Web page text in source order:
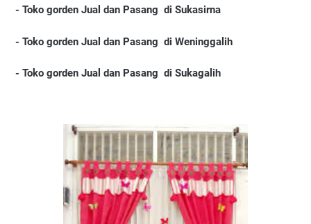
- Toko gorden Jual dan Pasang di Sukasirna
- Toko gorden Jual dan Pasang di Weninggalih
- Toko gorden Jual dan Pasang di Sukagalih